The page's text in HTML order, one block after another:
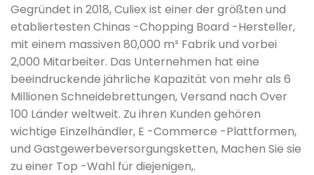
Gegründet in 2018, Culiex ist einer der größten und
etabliertesten Chinas -Chopping Board -Hersteller,
mit einem massiven 80,000 m² Fabrik und vorbei
2,000 Mitarbeiter. Das Unternehmen hat eine
beeindruckende jährliche Kapazität von mehr als 6
Millionen Schneidebrettungen, Versand nach Over
100 Länder weltweit. Zu ihren Kunden gehören
wichtige Einzelhändler, E -Commerce -Plattformen,
und Gastgewerbeversorgungsketten, Machen Sie sie
zu einer Top -Wahl für diejenigen,.